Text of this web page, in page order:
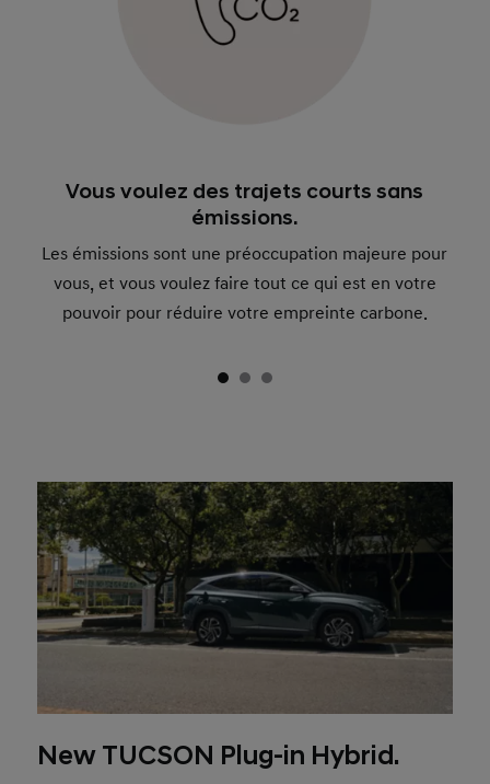
Vous voulez des trajets courts sans
émissions.
Les émissions sont une préoccupation majeure pour
vous, et vous voulez faire tout ce qui est en votre
pouvoir pour réduire votre empreinte carbone.
New TUCSON Plug-in Hybrid.